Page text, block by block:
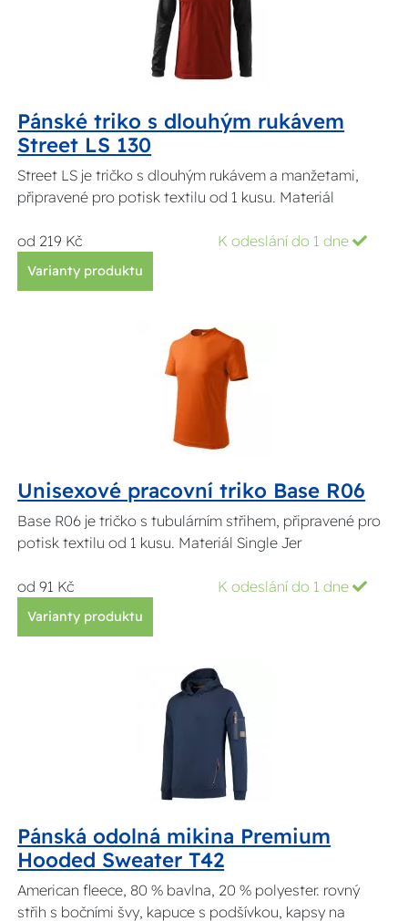
Pánské triko s dlouhým rukávem
Street LS 130
Street LS je tričko s dlouhým rukávem a manžetami,
připravené pro potisk textilu od 1 kusu. Materiál
od 219 Kč K odeslání do 1 dne
Varianty produktu
Unisexové pracovní triko Base R06
Base R06 je tričko s tubulárním střihem, připravené pro
potisk textilu od 1 kusu. Materiál Single Jer
od 91 Kč K odeslání do 1 dne
Varianty produktu
Pánská odolná mikina Premium
Hooded Sweater T42
American fleece, 80 % bavlna, 20 % polyester. rovný
střih s bočními švy, kapuce s podšívkou, kapsy na